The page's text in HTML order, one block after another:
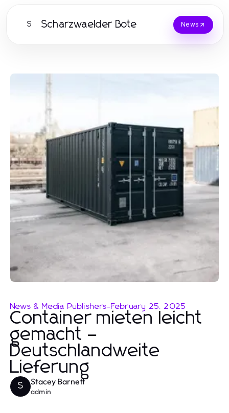
S Scharzwaelder Bote News
News & Media Publishers-February 25, 2025
Container mieten leicht
gemacht –
Deutschlandweite
Lieferung
S Stacey Barnett
admin